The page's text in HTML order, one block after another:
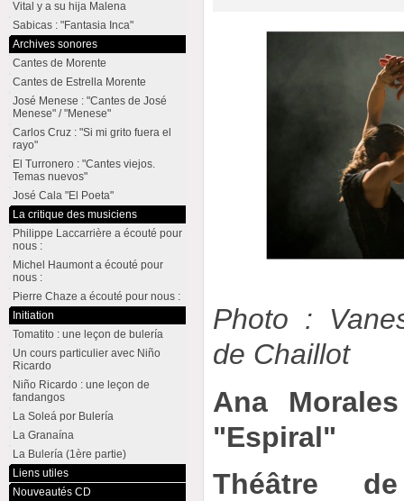
Photo :
de Chaillot
Ana
"Espiral"
Théâtre
Vital y a su hija Malena
Sabicas : "Fantasia Inca"
Archives sonores
Cantes de Morente
Cantes de Estrella Morente
José Menese : "Cantes de José
Menese" / "Menese"
Carlos Cruz : "Si mi grito fuera el
rayo"
El Turronero : "Cantes viejos.
Temas nuevos"
José Cala "El Poeta"
La critique des musiciens
Philippe Laccarrière a écouté pour
nous :
Michel Haumont a écouté pour
nous :
Pierre Chaze a écouté pour nous :
Initiation
Tomatito : une leçon de bulería
Un cours particulier avec Niño
Ricardo
Niño Ricardo : une leçon de
fandangos
La Soleá por Bulería
La Granaína
La Bulería (1ère partie)
Liens utiles
Nouveautés CD